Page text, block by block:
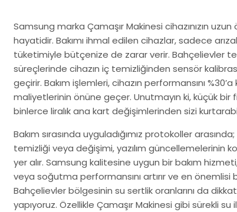
Samsung marka Çamaşır Makinesi cihazınızın
hayatidir. Bakımı ihmal edilen cihazlar, sadece
tüketimiyle bütçenize de zarar verir. Bahçelievler
süreçlerinde cihazın iç temizliğinden sensör
geçirir. Bakım işlemleri, cihazın performansını
maliyetlerinin önüne geçer. Unutmayın ki, küçük
binlerce liralık ana kart değişimlerinden sizi
Bakım sırasında uyguladığımız protokoller
temizliği veya değişimi, yazılım
yer alır. Samsung kalitesine uygun bir bakım
veya soğutma performansını artırır ve en önemlisi
Bahçelievler bölgesinin su sertlik oranlarını da
yapıyoruz. Özellikle Çamaşır Makinesi gibi sürekli